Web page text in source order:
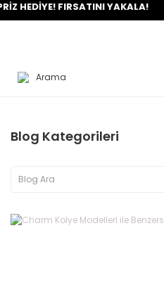
YAKALA!
Arama
Blog Kategorileri